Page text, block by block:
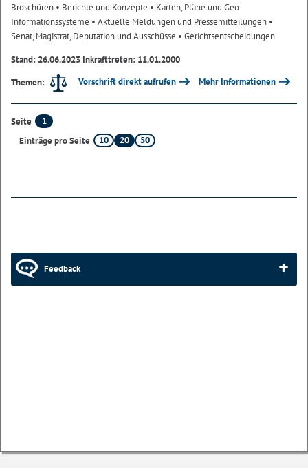
Broschüren • Berichte und Konzepte • Karten, Pläne und Geo-
Informationssysteme • Aktuelle Meldungen und Pressemitteilungen •
Senat, Magistrat, Deputation und Ausschüsse • Gerichtsentscheidungen
Stand: 26.06.2023 Inkrafttreten: 11.01.2000
Themen:
Vorschrift direkt aufrufen Mehr Informationen
Seite
1
Einträge pro Seite
10 20 50
Feedback